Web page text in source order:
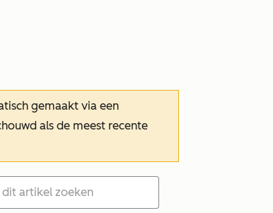
gemaakt via een
als de meest recente